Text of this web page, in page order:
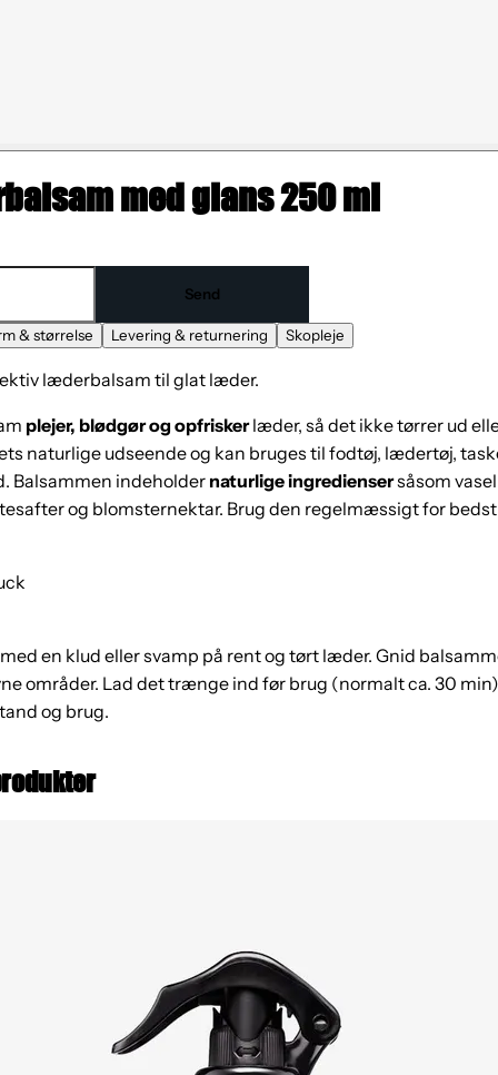
med glans 250 ml
Send
& størrelse Levering & returnering Skopleje
læderbalsam til glat læder.
plejer, blødgør og opfriskerlæder, så det ikke tørrer ud
naturlige udseende og kan bruges til fodtøj, lædertøj,
Balsammen indeholdernaturlige ingrediensersåsom
og blomsternektar. Brug den regelmæssigt for
en klud eller svamp på rent og tørt læder. Gnid
områder. Lad det trænge ind før brug (normalt ca. 30
og brug.